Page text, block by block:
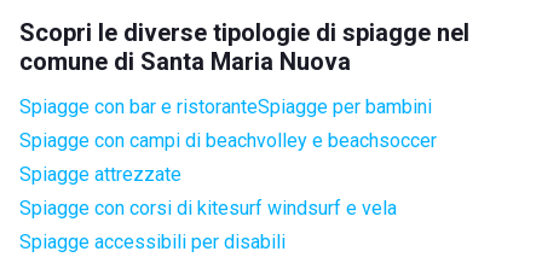
Scopri le diverse tipologie di spiagge nel
comune di Santa Maria Nuova
Spiagge con bar e ristoranteSpiagge per bambini
Spiagge con campi di beachvolley e beachsoccer
Spiagge attrezzate
Spiagge con corsi di kitesurf windsurf e vela
Spiagge accessibili per disabili